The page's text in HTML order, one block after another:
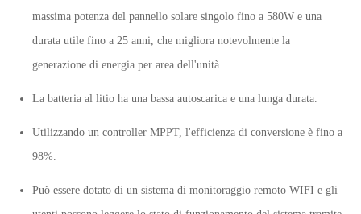
massima potenza del pannello solare singolo fino a 580W e una
durata utile fino a 25 anni, che migliora notevolmente la
generazione di energia per area dell'unità.
La batteria al litio ha una bassa autoscarica e una lunga durata.
Utilizzando un controller MPPT, l'efficienza di conversione è fino a
98%.
Può essere dotato di un sistema di monitoraggio remoto WIFI e gli